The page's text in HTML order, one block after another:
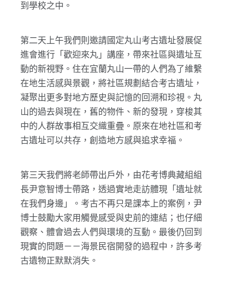
到學校之中。
第二天上午我們則邀請國定丸山考古遺址發展促
進會進行「歡迎來丸」講座，帶來社區與遺址互
動的新視野。住在宜蘭丸山一帶的人們為了維繫
在地生活感與景觀，將社區規劃結合考古遺址，
凝聚出更多對地方歷史與記憶的回溯和珍視。丸
山的過去與現在，舊的物件、新的發現，穿梭其
中的人群故事相互交織重疊。原來在地社區和考
古遺址可以共存，創造地方感與追求幸福。
第三天我們將老師帶出戶外，由花考博典藏組組
長尹意智博士帶路，透過實地走訪體現「遺址就
在我們身邊」。考古不再只是課本上的案例，尹
博士鼓勵大家用觸覺感受與史前的連結；也仔細
觀察、體會過去人們與環境的互動。最後仍回到
現實的問題－－海景民宿開發的過程中，許多考
古遺物正默默消失。